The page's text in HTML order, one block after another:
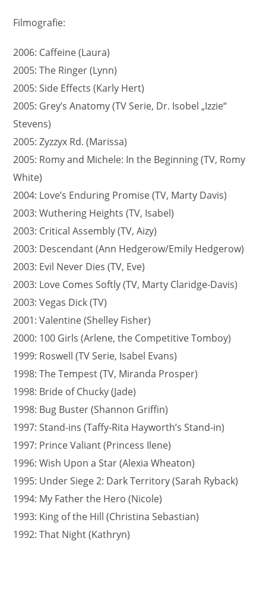
Filmografie:
2006: Caffeine (Laura)
2005: The Ringer (Lynn)
2005: Side Effects (Karly Hert)
2005: Grey’s Anatomy (TV Serie, Dr. Isobel „Izzie“
Stevens)
2005: Zyzzyx Rd. (Marissa)
2005: Romy and Michele: In the Beginning (TV, Romy
White)
2004: Love’s Enduring Promise (TV, Marty Davis)
2003: Wuthering Heights (TV, Isabel)
2003: Critical Assembly (TV, Aizy)
2003: Descendant (Ann Hedgerow/Emily Hedgerow)
2003: Evil Never Dies (TV, Eve)
2003: Love Comes Softly (TV, Marty Claridge-Davis)
2003: Vegas Dick (TV)
2001: Valentine (Shelley Fisher)
2000: 100 Girls (Arlene, the Competitive Tomboy)
1999: Roswell (TV Serie, Isabel Evans)
1998: The Tempest (TV, Miranda Prosper)
1998: Bride of Chucky (Jade)
1998: Bug Buster (Shannon Griffin)
1997: Stand-ins (Taffy-Rita Hayworth’s Stand-in)
1997: Prince Valiant (Princess Ilene)
1996: Wish Upon a Star (Alexia Wheaton)
1995: Under Siege 2: Dark Territory (Sarah Ryback)
1994: My Father the Hero (Nicole)
1993: King of the Hill (Christina Sebastian)
1992: That Night (Kathryn)